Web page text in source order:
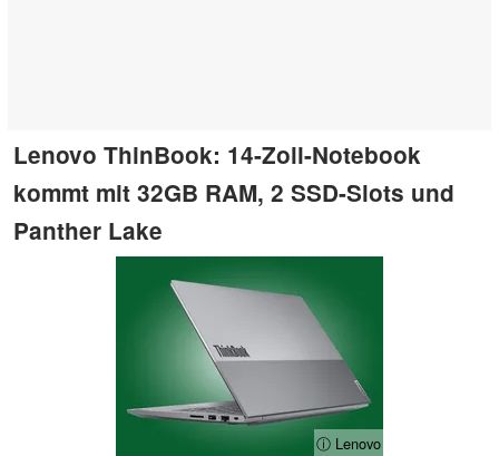
Lenovo ThinBook: 14-Zoll-Notebook
kommt mit 32GB RAM, 2 SSD-Slots und
Panther Lake
ⓘ Lenovo